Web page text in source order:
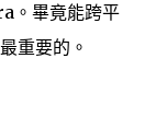
。畢竟能跨平
重要的。